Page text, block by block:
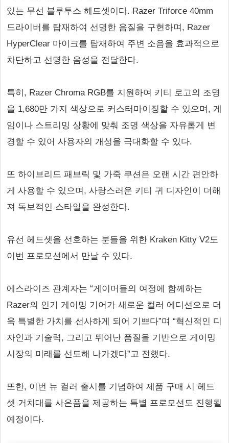
있는 무선 블루투스 헤드셋이다. Razer Triforce 40mm
드라이버를 탑재하여 선명한 음질을 구현하며, Razer
HyperClear 마이크를 탑재하여 주변 소음을 효과적으로
차단하고 선명한 음성을 전달한다.
특히, Razer Chroma RGB를 지원하여 키티 로고의 조명
을 1,680만 가지 색상으로 커스터마이징할 수 있으며, 게
임이나 스트리밍 상황에 맞춰 조명 색상을 자유롭게 변
경할 수 있어 사용자의 개성을 극대화할 수 있다.
또 하이브리드 패브릭 및 가죽 쿠션은 오랜 시간 편안하
게 사용할 수 있으며, 사랑스러운 키티 귀 디자인이 더해
져 독보적인 스타일을 완성한다.
유선 헤드셋을 선호하는 분들을 위한 Kraken Kitty V2도
이번 프로모션에서 만날 수 있다.
에스라이즈 관계자는 “게이머들의 여정에 함께하는
Razer의 인기 게이밍 기어가 새로운 컬러 에디션으로 더
욱 특별한 가치를 선사하게 되어 기쁘다”며 “혁신적인 디
자인과 기술력, 그리고 뛰어난 품질을 기반으로 게이밍
시장의 미래를 선도해 나가겠다”고 전했다.
또한, 이번 뉴 컬러 출시를 기념하여 제품 구매 시 헤드
셋 거치대를 사은품을 제공하는 특별 프로모션도 진행될
예정이다.